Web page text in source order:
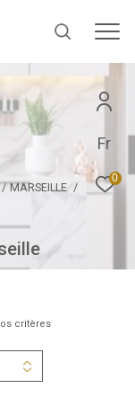
Fr
0
MARSEILLE
critères